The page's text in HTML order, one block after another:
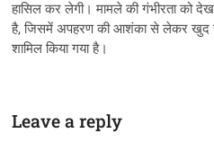
हासिल कर लेगी। मामले की गंभीरता को
है, जिसमें अपहरण की आशंका से लेकर खुद
शामिल किया गया है।
Leave a reply